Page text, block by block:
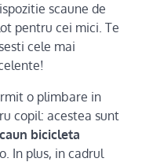
scaune de
pentru cei mici. Te
cele mai
o plimbare in
copil: acestea sunt
bicicleta
In plus, in cadrul